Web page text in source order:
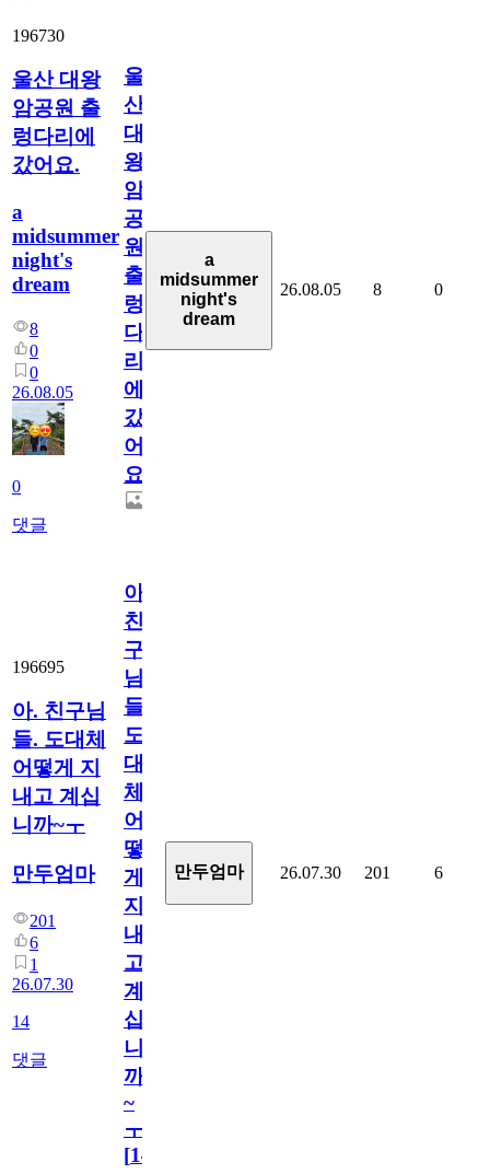
196730
울산 대왕
암공원 출
렁다리에
갔어요.
a
midsummer
night's
dream
8
0
0
26.08.05
0
댓글
울
산
대
왕
암
공
원
출
렁
다
리
에
갔
어
요.
a
midsummer
night's
dream
26.08.05 8 0
196695
아. 친구님
들. 도대체
어떻게 지
내고 계십
니까~ㅜ
만두엄마
201
6
1
26.07.30
14
댓글
아.
친
구
님
들.
도
대
체
어
떻
게
지
내
고
계
십
니
까
~
ㅜ
[14
만두엄마 26.07.30 201 6